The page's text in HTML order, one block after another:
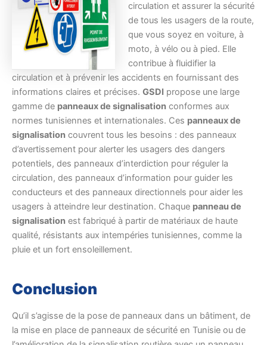
circulation et assurer la sécurité
de tous les usagers de la route,
que vous soyez en voiture, à
moto, à vélo ou à pied. Elle
contribue à fluidifier la
circulation et à prévenir les accidents en fournissant des
informations claires et précises. GSDI propose une large
gamme de panneaux de signalisation conformes aux
normes tunisiennes et internationales. Ces panneaux de
signalisation couvrent tous les besoins : des panneaux
d’avertissement pour alerter les usagers des dangers
potentiels, des panneaux d’interdiction pour réguler la
circulation, des panneaux d’information pour guider les
conducteurs et des panneaux directionnels pour aider les
usagers à atteindre leur destination. Chaque panneau de
signalisation est fabriqué à partir de matériaux de haute
qualité, résistants aux intempéries tunisiennes, comme la
pluie et un fort ensoleillement.
Conclusion
Qu’il s’agisse de la pose de panneaux dans un bâtiment, de
la mise en place de panneaux de sécurité en Tunisie ou de